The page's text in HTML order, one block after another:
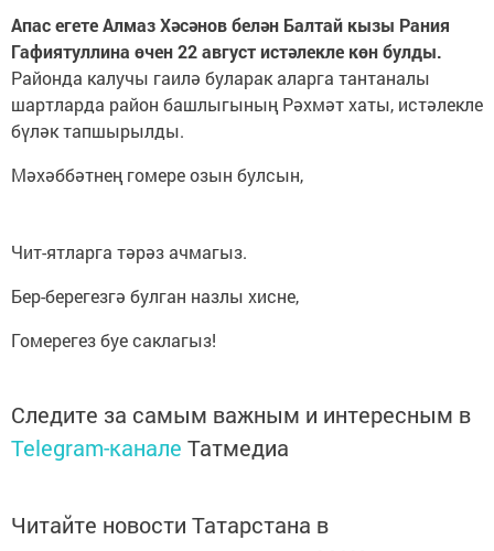
Апас егете Алмаз Хәсәнов белән Балтай кызы Рания
Гафиятуллина өчен 22 август истәлекле көн булды.
Районда калучы гаилә буларак аларга тантаналы
шартларда район башлыгының Рәхмәт хаты, истәлекле
бүләк тапшырылды.
Мәхәббәтнең гомере озын булсын,
Чит-ятларга тәрәз ачмагыз.
Бер-берегезгә булган назлы хисне,
Гомерегез буе саклагыз!
Следите за самым важным и интересным в
Telegram-канале Татмедиа
Читайте новости Татарстана в